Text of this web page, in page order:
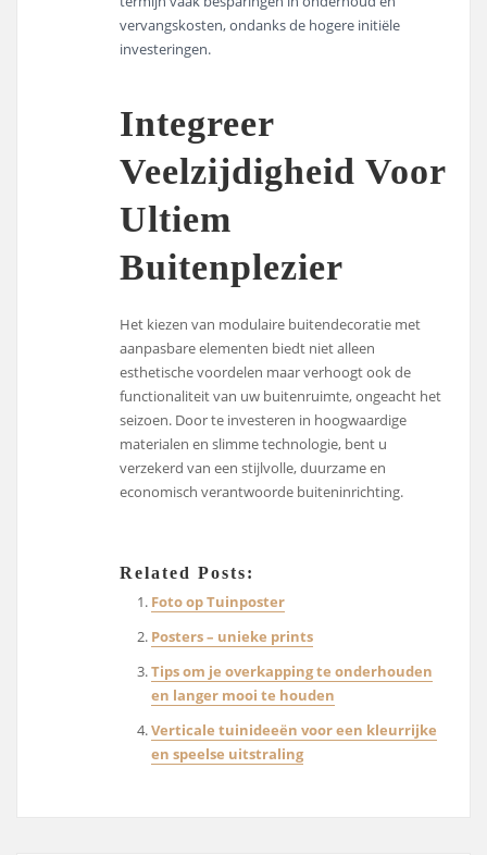
vervangskosten, ondanks de hogere initiële
investeringen.
Integreer
Veelzijdigheid Voor
Ultiem
Buitenplezier
Het kiezen van modulaire buitendecoratie met
aanpasbare elementen biedt niet alleen
esthetische voordelen maar verhoogt ook de
functionaliteit van uw buitenruimte, ongeacht het
seizoen. Door te investeren in hoogwaardige
materialen en slimme technologie, bent u
verzekerd van een stijlvolle, duurzame en
economisch verantwoorde buiteninrichting.
Related Posts:
Foto op Tuinposter
Posters – unieke prints
Tips om je overkapping te onderhouden
en langer mooi te houden
Verticale tuinideeën voor een kleurrijke
en speelse uitstraling